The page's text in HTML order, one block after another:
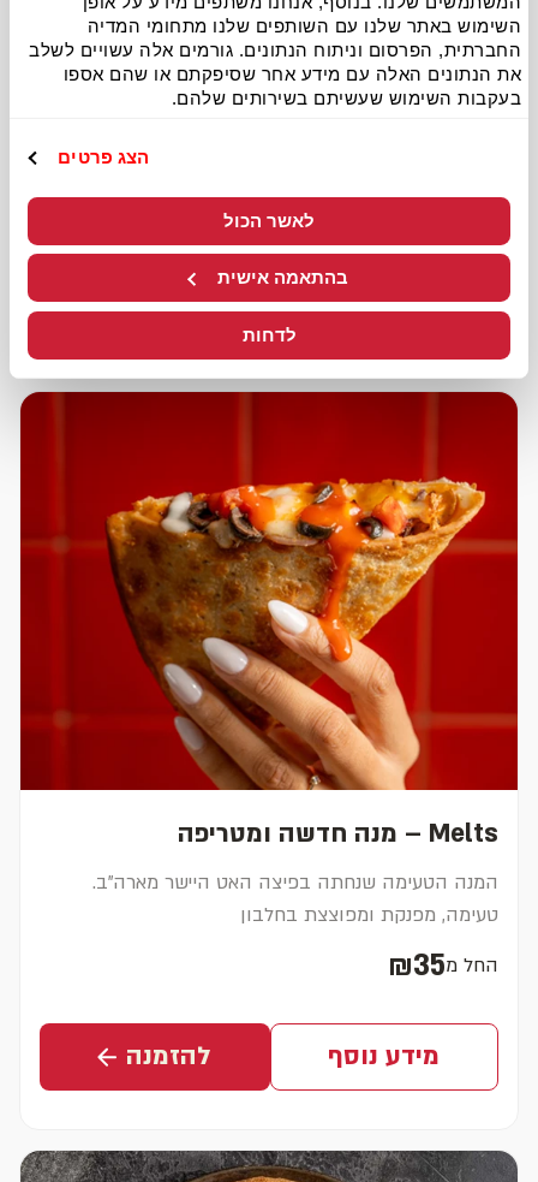
השימוש באתר שלנו עם השותפים שלנו מתחומי המדיה
החברתית, הפרסום וניתוח הנתונים. גורמים אלה עשויים לשלב
את הנתונים האלה עם מידע אחר שסיפקתם או שהם אספו
בעקבות השימוש שעשיתם בשירותים שלהם.
הצג פרטים
לאשר הכול
בהתאמה אישית
לדחות
פיצה ללא גלוטן מבצק מולינו
₪81.9
מידע נוסף להזמנה
Melts – מנה חדשה ומטריפה
המנה הטעימה שנחתה בפיצה האט היישר מארה"ב.
טעימה, מפנקת ומפוצצת בחלבון
החל מ
מחיר נוכחי₪35
מידע נוסף להזמנה